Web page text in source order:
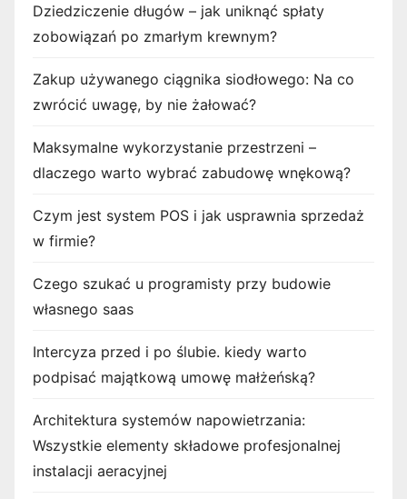
Dziedziczenie długów – jak uniknąć spłaty
zobowiązań po zmarłym krewnym?
Zakup używanego ciągnika siodłowego: Na co
zwrócić uwagę, by nie żałować?
Maksymalne wykorzystanie przestrzeni –
dlaczego warto wybrać zabudowę wnękową?
Czym jest system POS i jak usprawnia sprzedaż
w firmie?
Czego szukać u programisty przy budowie
własnego saas
Intercyza przed i po ślubie. kiedy warto
podpisać majątkową umowę małżeńską?
Architektura systemów napowietrzania:
Wszystkie elementy składowe profesjonalnej
instalacji aeracyjnej